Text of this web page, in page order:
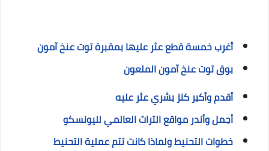
أغرب خمسة قطع عثر عليها بمقبرة توت عنخ آمون
بوق توت عنخ آمون الملعون
أقدم وأكبر كنز بشري عثر عليه
أجمل وأندر مواقع التراث العالمي لليونسكو
خطوات التحنيط ولماذا كانت تتم عملية التحنيط